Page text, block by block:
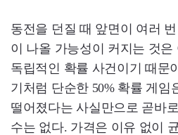
동전을 던질 때 앞면이 여러
이 나올 가능성이 커지는 것
독립적인 확률 사건이기 때문
기처럼 단순한 50% 확률 게임
떨어졌다는 사실만으로 곧바
수는 없다. 가격은 이유 없이